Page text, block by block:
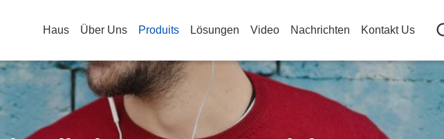
Haus Über Uns Produits Lösungen Video Nachrichten Kontakt Us